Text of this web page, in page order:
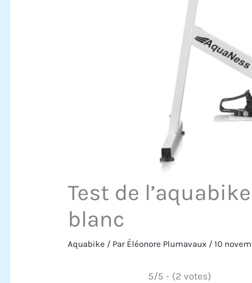
Test de
blanc
Aquabike / Par Éléonore Plumavaux /10
5/5 - (2 votes)